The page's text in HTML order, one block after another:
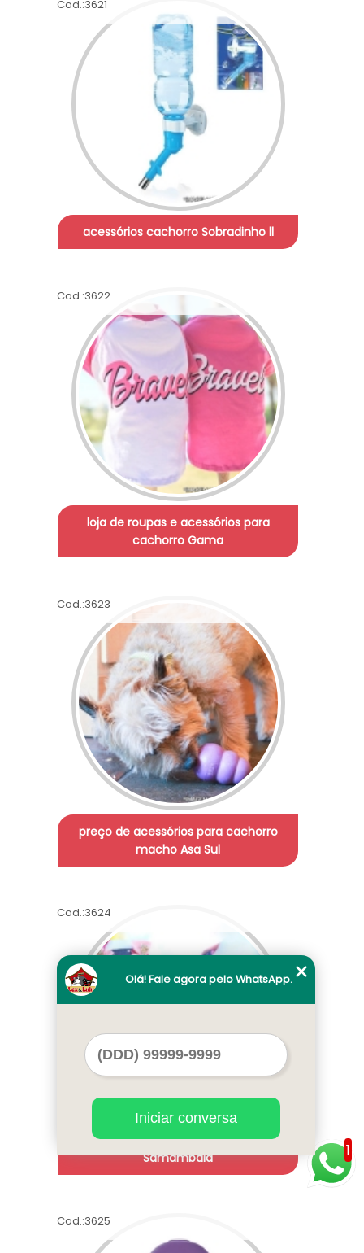
Cod.:3621
acessórios cachorro Sobradinho ll
Cod.:3622
loja de roupas e acessórios para
cachorro Gama
Cod.:3623
preço de acessórios para cachorro
macho Asa Sul
Cod.:3624
roupas e acessório para cachorro
Samambaia
Cod.:3625
1
Olá! Fale agora pelo WhatsApp.
Iniciar conversa